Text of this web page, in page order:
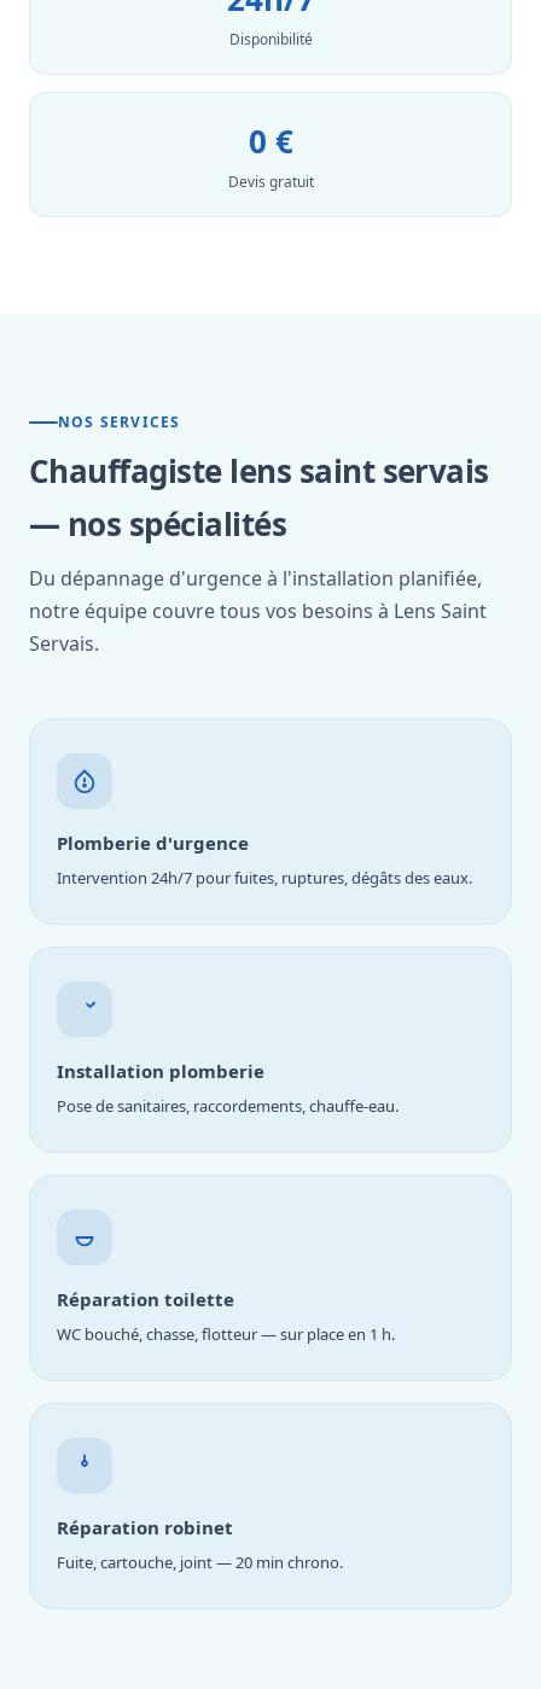
Disponibilité
0 €
Devis gratuit
NOS SERVICES
Chauffagiste lens saint servais
— nos spécialités
Du dépannage d'urgence à l'installation planifiée,
notre équipe couvre tous vos besoins à Lens Saint
Servais.
Plomberie d'urgence
Intervention 24h/7 pour fuites, ruptures, dégâts des eaux.
Installation plomberie
Pose de sanitaires, raccordements, chauffe-eau.
Réparation toilette
WC bouché, chasse, flotteur — sur place en 1 h.
Réparation robinet
Fuite, cartouche, joint — 20 min chrono.